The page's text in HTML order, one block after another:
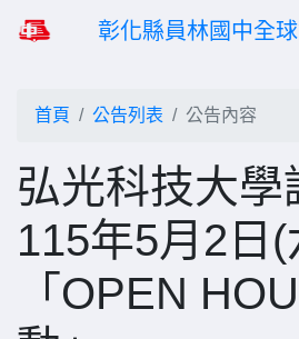
彰化縣員林國中全
首頁 公告列表 公告內容
弘光科技大學
115年5月2日
「OPEN